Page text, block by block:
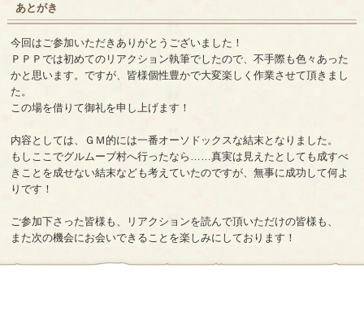
あとがき
今回はご参加いただきありがとうございました！
ＰＰＰでは初めてのリアクション執筆でしたので、不手際も色々あった
かと思います。ですが、皆様個性豊かで大変楽しく作業させて頂きまし
た。
この場を借りて御礼を申し上げます！
内容としては、ＧＭ的には一番オーソドックスな結末となりました。
もしここでグルムーブ村へ行ったなら……真実は見えたとしても成すべ
きことを成せない結末なども考えていたのですが、無事に成功して何よ
りです！
ご参加下さった皆様も、リアクションを読んで頂いただけの皆様も、
また次の機会にお会いできることを楽しみにしております！